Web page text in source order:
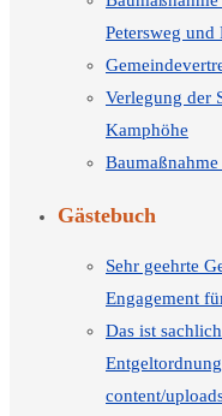
Petersweg und
Verlegung der
Kamphöhe
Gästebuch
Sehr geehrte
Engagement
Das ist
content/